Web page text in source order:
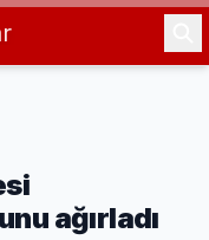
ağırladı